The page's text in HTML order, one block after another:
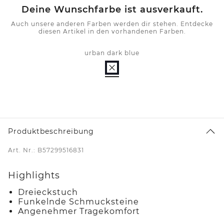
Deine Wunschfarbe ist ausverkauft.
Auch unsere anderen Farben werden dir stehen. Entdecke
diesen Artikel in den vorhandenen Farben.
urban dark blue
Produktbeschreibung
Art. Nr.: B57299516831
Highlights
Dreieckstuch
Funkelnde Schmucksteine
Angenehmer Tragekomfort